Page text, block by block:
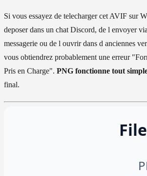
Si vous essayez de telecharger cet AVIF sur
deposer dans un chat Discord, de l envoyer
messagerie ou de l ouvrir dans d anciennes
vous obtiendrez probablement une erreur
Pris en Charge". PNG fonctionne tout
final.